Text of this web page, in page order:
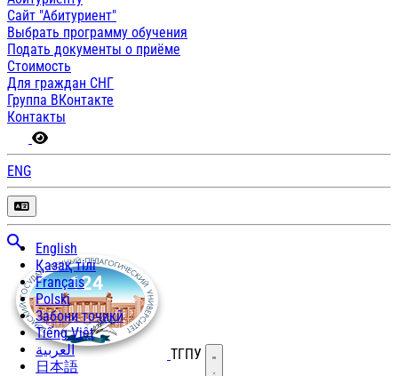
Сайт "Абитуриент"
Выбрать программу обучения
Подать документы о приёме
Стоимость
Для граждан СНГ
Группа ВКонтакте
Контакты
ENG
English
Қазақ тілі
Français
Polski
Забони тоҷикӣ
Tiếng Việt
العربية
日本語
ТГПУ Открыть меню